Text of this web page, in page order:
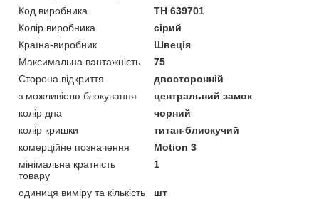
Код виробника
TH 639701
Колір виробника
сірий
Країна-виробник
Швеція
Максимальна вантажність
75
Сторона відкриття
двосторонній
з можливістю блокування
центральний замок
колір дна
чорний
колір кришки
титан-блискучий
комерційне позначення
Motion 3
мінімальна кратність
товару
1
одиниця виміру та кількість
шт